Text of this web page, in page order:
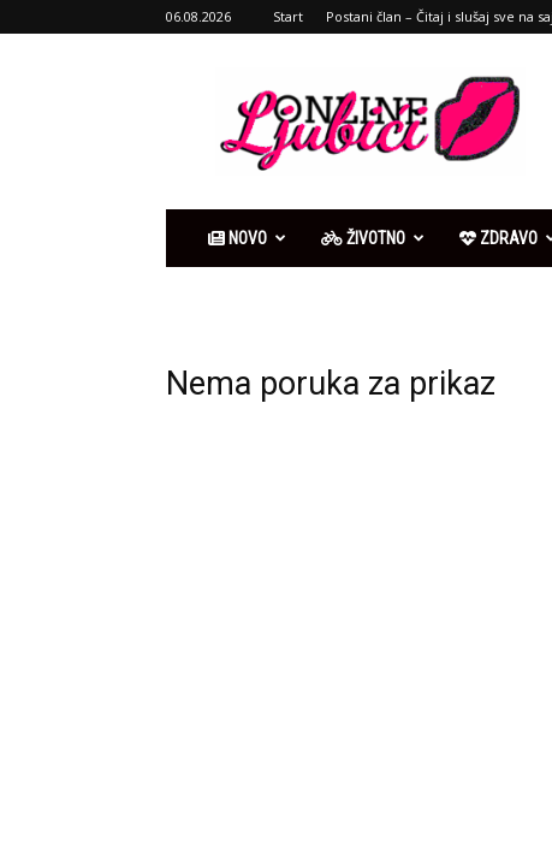
06.08.2026 Start Postani član – Čitaj i slušaj sve na
online
NOVO ŽIVOTNO ZDRAVO
Nema poruka za prikaz